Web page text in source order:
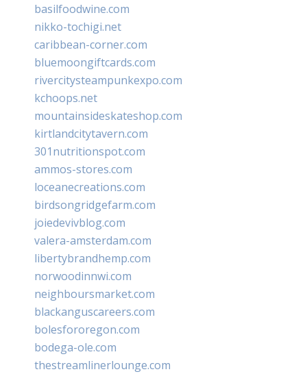
basilfoodwine.com
nikko-tochigi.net
caribbean-corner.com
bluemoongiftcards.com
rivercitysteampunkexpo.com
kchoops.net
mountainsideskateshop.com
kirtlandcitytavern.com
301nutritionspot.com
ammos-stores.com
loceanecreations.com
birdsongridgefarm.com
joiedevivblog.com
valera-amsterdam.com
libertybrandhemp.com
norwoodinnwi.com
neighboursmarket.com
blackanguscareers.com
bolesfororegon.com
bodega-ole.com
thestreamlinerlounge.com